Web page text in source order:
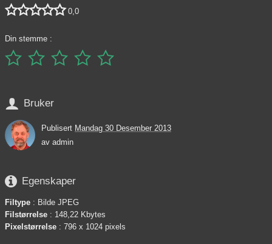
 0,0
Din stemme :
    
 Bruker
Publisert Mandag 30 Desember 2013
av admin
 Egenskaper
Filtype : Bilde JPEG
Filstørrelse : 148,22 Kbytes
Pixelstørrelse : 796 x 1024 pixels